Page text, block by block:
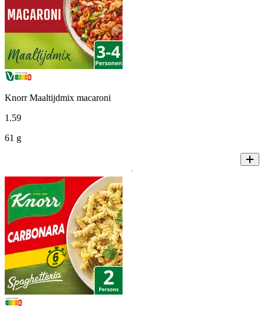
Knorr Maaltijdmix macaroni
1 .59
61 g